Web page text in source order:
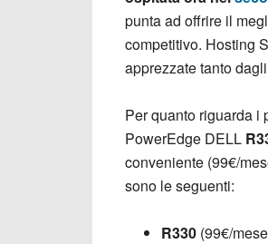
punta ad offrire il
competitivo. Hosting
apprezzate tanto
Per quanto riguarda i
PowerEdge DELL
conveniente (99€/
sono le seguenti:
R330 (99€/